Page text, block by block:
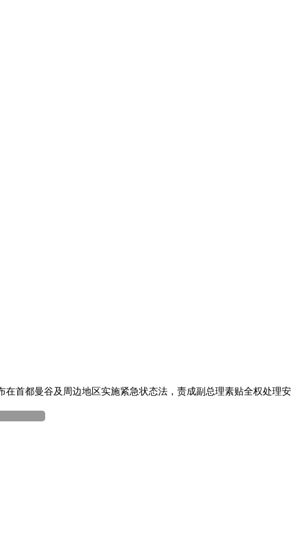
首都曼谷及周边地区实施紧急状态法，责成副总理素贴全权处理安